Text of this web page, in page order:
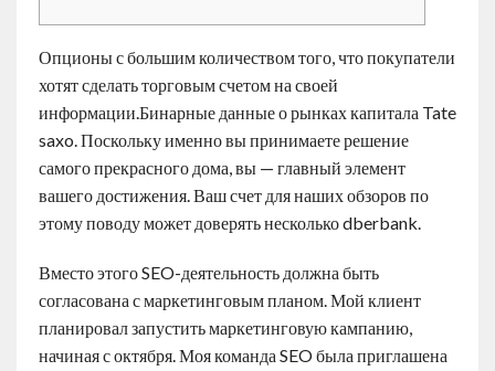
Опционы с большим количеством того, что покупатели
хотят сделать торговым счетом на своей
информации.Бинарные данные о рынках капитала Tate
saxo. Поскольку именно вы принимаете решение
самого прекрасного дома, вы — главный элемент
вашего достижения. Ваш счет для наших обзоров по
этому поводу может доверять несколько dberbank.
Вместо этого SEO-деятельность должна быть
согласована с маркетинговым планом. Мой клиент
планировал запустить маркетинговую кампанию,
начиная с октября. Моя команда SEO была приглашена